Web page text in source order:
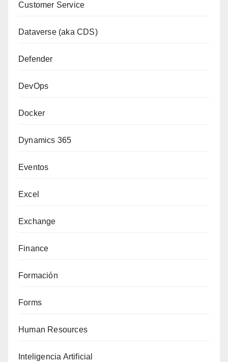
Customer Service
Dataverse (aka CDS)
Defender
DevOps
Docker
Dynamics 365
Eventos
Excel
Exchange
Finance
Formación
Forms
Human Resources
Inteligencia Artificial